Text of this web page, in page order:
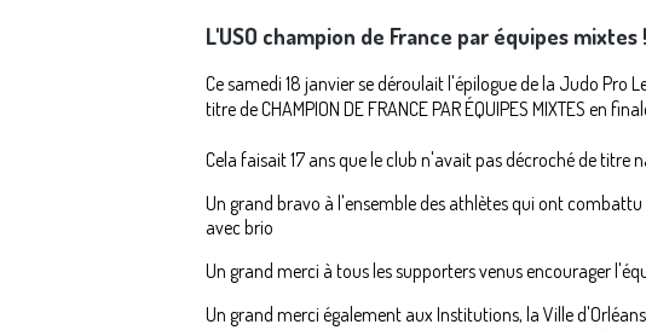
L'USO champion de France par équipes mixtes !
Ce samedi 18 janvier se déroulait l'épilogue de la Judo Pro
titre de CHAMPION DE FRANCE PAR ÉQUIPES MIXTES
Cela faisait 17 ans que le club n'avait pas décroché de
Un grand bravo à l'ensemble des athlètes qui ont
avec brio
Un grand merci à tous les supporters venus encourager
Un grand merci également aux Institutions, la Ville